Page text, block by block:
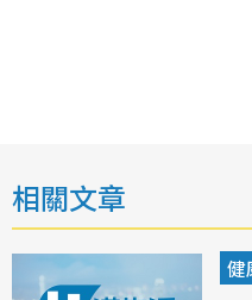
相關文章
健